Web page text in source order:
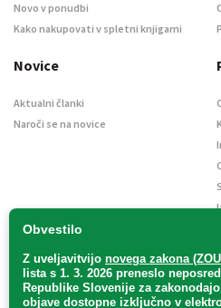
Obvestilo
Z uveljavitvijo novega zakona
lista s 1. 3. 2026 preneslo
Republike Slovenije za zakonodajo
objave dostopne izključno v
Novo v ponudbi
Kako nakupovati v spletni knjigarni
Novice
Aktualni članki
Naroči se na novice